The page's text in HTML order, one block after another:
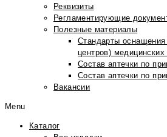
Реквизиты
Регламентирующие
Полезные материалы
Стандарты оснащения
центров) медицинских
Состав аптечки по
Состав аптечки по
Вакансии
Menu
Каталог